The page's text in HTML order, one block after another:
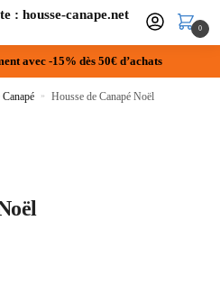
0
avec -15% dès 50€ d’achats
» Housse de Canapé Noël